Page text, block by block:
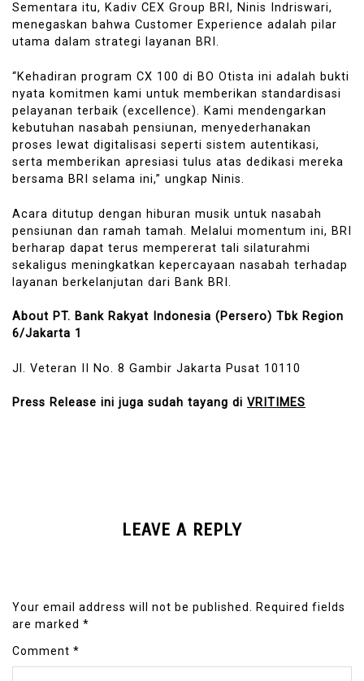
Sementara itu, Kadiv CEX Group BRI, Ninis Indriswari,
menegaskan bahwa Customer Experience adalah pilar
utama dalam strategi layanan BRI.
“Kehadiran program CX 100 di BO Otista ini adalah bukti
nyata komitmen kami untuk memberikan standardisasi
pelayanan terbaik (excellence). Kami mendengarkan
kebutuhan nasabah pensiunan, menyederhanakan
proses lewat digitalisasi seperti sistem autentikasi,
serta memberikan apresiasi tulus atas dedikasi mereka
bersama BRI selama ini,” ungkap Ninis.
Acara ditutup dengan hiburan musik untuk nasabah
pensiunan dan ramah tamah. Melalui momentum ini, BRI
berharap dapat terus mempererat tali silaturahmi
sekaligus meningkatkan kepercayaan nasabah terhadap
layanan berkelanjutan dari Bank BRI.
About PT. Bank Rakyat Indonesia (Persero) Tbk Region
6/Jakarta 1
Jl. Veteran II No. 8 Gambir Jakarta Pusat 10110
Press Release ini juga sudah tayang di VRITIMES
LEAVE A REPLY
Your email address will not be published.
Required fields
are marked *
Comment *